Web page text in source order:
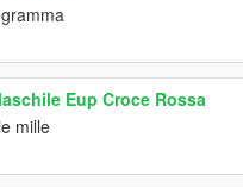
Eup Croce Rossa
mille